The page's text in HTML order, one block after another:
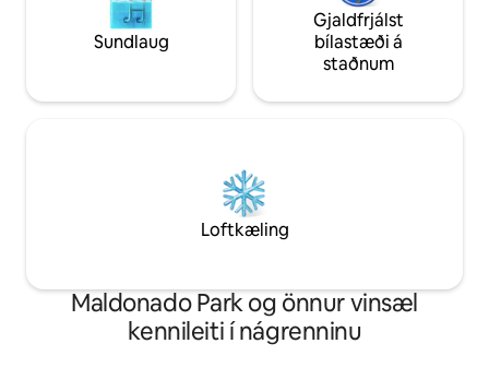
Sundlaug
Gjaldfrjálst
bílastæði á
staðnum
Loftkæling
Maldonado Park og önnur vinsæl
kennileiti í nágrenninu